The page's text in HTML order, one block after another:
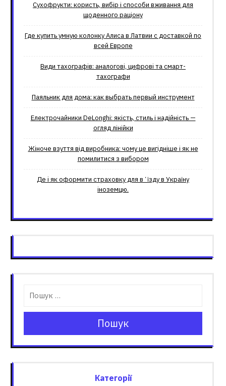
Сухофрукти: користь, вибір і способи вживання для
щоденного раціону
Где купить умную колонку Алиса в Латвии с доставкой по
всей Европе
Види тахографів: аналогові, цифрові та смарт-
тахографи
Паяльник для дома: как выбрать первый инструмент
Електрочайники DeLonghi: якість, стиль і надійність —
огляд лінійки
Жіноче взуття від виробника: чому це вигідніше і як не
помилитися з вибором
Де і як оформити страховку для вʼїзду в Україну
іноземцю.
Пошук
Категорії